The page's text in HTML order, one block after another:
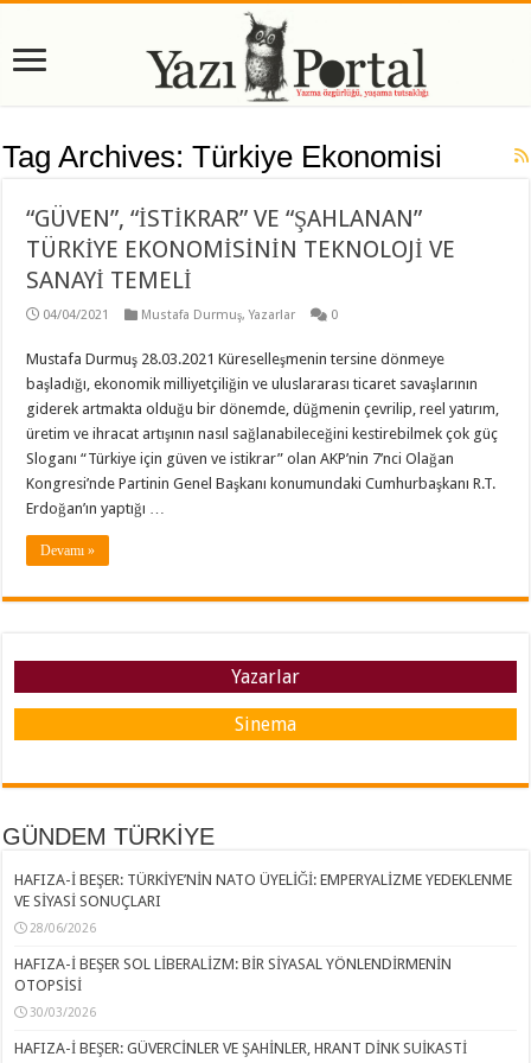
Tag Archives:Türkiye Ekonomisi
“GÜVEN”, “İSTİKRAR” VE “ŞAHLANAN”
TÜRKİYE EKONOMİSİNİN TEKNOLOJİ VE
SANAYİ TEMELİ
04/04/2021 Mustafa Durmuş,Yazarlar 0
Mustafa Durmuş 28.03.2021 Küreselleşmenin tersine dönmeye
başladığı, ekonomik milliyetçiliğin ve uluslararası ticaret savaşlarının
giderek artmakta olduğu bir dönemde, düğmenin çevrilip, reel yatırım,
üretim ve ihracat artışının nasıl sağlanabileceğini kestirebilmek çok güç
Sloganı “Türkiye için güven ve istikrar” olan AKP’nin 7’nci Olağan
Kongresi’nde Partinin Genel Başkanı konumundaki Cumhurbaşkanı R.T.
Erdoğan’ın yaptığı …
Devamı »
Yazarlar
Sinema
GÜNDEM TÜRKİYE
HAFIZA-İ BEŞER: TÜRKİYE’NİN NATO ÜYELİĞİ: EMPERYALİZME YEDEKLENME
VE SİYASİ SONUÇLARI
28/06/2026
HAFIZA-İ BEŞER SOL LİBERALİZM: BİR SİYASAL YÖNLENDİRMENİN
OTOPSİSİ
30/03/2026
HAFIZA-İ BEŞER: GÜVERCİNLER VE ŞAHİNLER, HRANT DİNK SUİKASTİ